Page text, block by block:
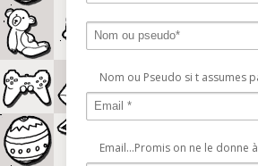
Nom ou Pseudo si t assumes
Email...Promis on ne le donne